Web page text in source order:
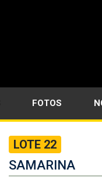
FOTOS
LOTE 22
SAMARINA